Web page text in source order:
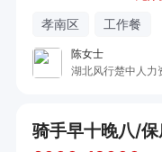
孝南区 工作餐
陈女士
骑手早十晚八/